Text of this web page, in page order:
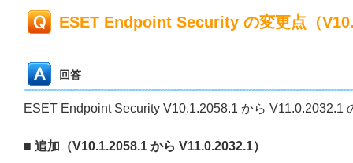
ESET Endpoint Security の変更点（
回答
ESET Endpoint Security V10.1.2058.1 から V11.0.2032.1
■ 追加（V10.1.2058.1 から V11.0.2032.1）